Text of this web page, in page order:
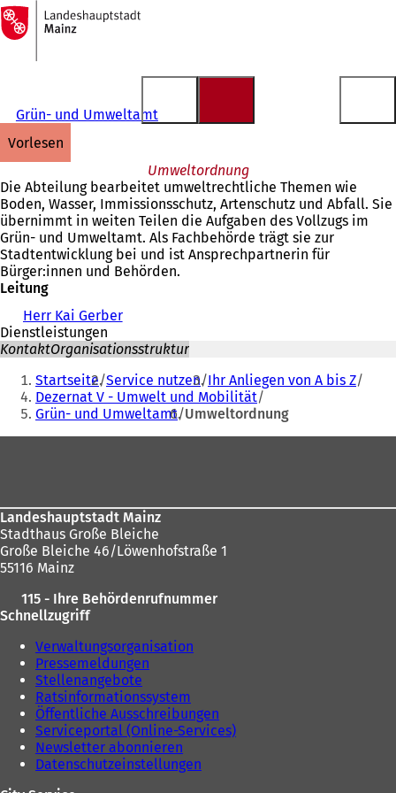
Inhalt anspringen
Zur
Startseite
Grün- und Umweltamt
vorlesen
Umweltordnung
Die Abteilung bearbeitet umweltrechtliche Themen wie
Boden, Wasser, Immissionsschutz, Artenschutz und Abfall. Sie
übernimmt in weiten Teilen die Aufgaben des Vollzugs im
Grün- und Umweltamt. Als Fachbehörde trägt sie zur
Stadtentwicklung bei und ist Ansprechpartnerin für
Bürger:innen und Behörden.
Leitung
Herr Kai Gerber
Dienstleistungen
KontaktOrganisationsstruktur
Sie
befinden
sich
hier:
Startseite Service nutzen Ihr Anliegen von A bis Z
Dezernat V - Umwelt und Mobilität
Grün- und Umweltamt Umweltordnung
Landeshauptstadt Mainz
Stadthaus Große Bleiche
Große Bleiche 46/Löwenhofstraße 1
55116 Mainz
115 - Ihre Behördenrufnummer
Schnellzugriff
Verwaltungsorganisation
Pressemeldungen
Stellenangebote
Ratsinformationssystem
Öffentliche Ausschreibungen
Serviceportal (Online-Services)
Newsletter abonnieren
Datenschutzeinstellungen